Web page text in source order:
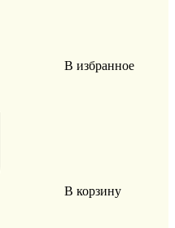
В избранное
В корзину